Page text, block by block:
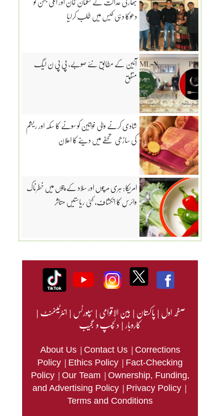
دھوکا دہی کیس میں طلب کرلیا
آئین کے مطابق نئے صوبے، پی پی ن لیگ
متفق
شادی کرنے والی خواتین کو سونے کا سکہ اور ریشم
کی ساڑھی تحفے میں دینے کا اعلان
امریکا: ہری مرچوں اور سلاد کے پتوں میں خطرناک
وائرس کا انکشاف، کئی ریاستیں متاثر
صفحہ اول|پاکستان|بین الاقوامی|سپورٹس|انٹرٹینمنٹ|
کاروبار|دلچسپ و عجیب
About Us | Contact Us | Corrections
Policy | Ethics Policy | Fact-Checking
Policy | Our Team | Ownership, Funding,
and Advertising Policy | Privacy Policy |
Terms and Conditions